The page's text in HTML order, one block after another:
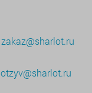
zakaz@sharlot.ru
otzyv@sharlot.ru